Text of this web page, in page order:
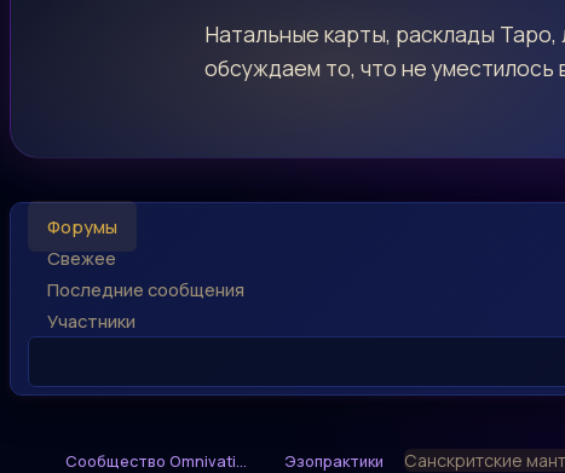
Натальные карты, расклады
обсуждаем то, что не уместилось
Форумы
Свежее
Последние сообщения
Участники
Сообщество Omnivati... Эзопрактики Санскритские